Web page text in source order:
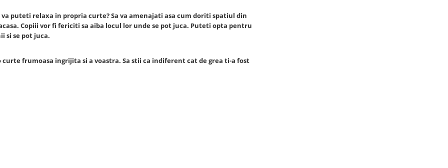
puteti relaxa in propria curte? Sa va amenajati asa cum doriti spatiul din
Copiii vor fi fericiti sa aiba locul lor unde se pot juca. Puteti opta pentru
si se pot juca.
frumoasa ingrijita si a voastra. Sa stii ca indiferent cat de grea ti-a fost